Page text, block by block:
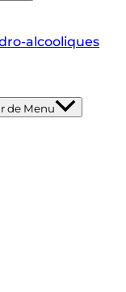
alcooliques
de Menu